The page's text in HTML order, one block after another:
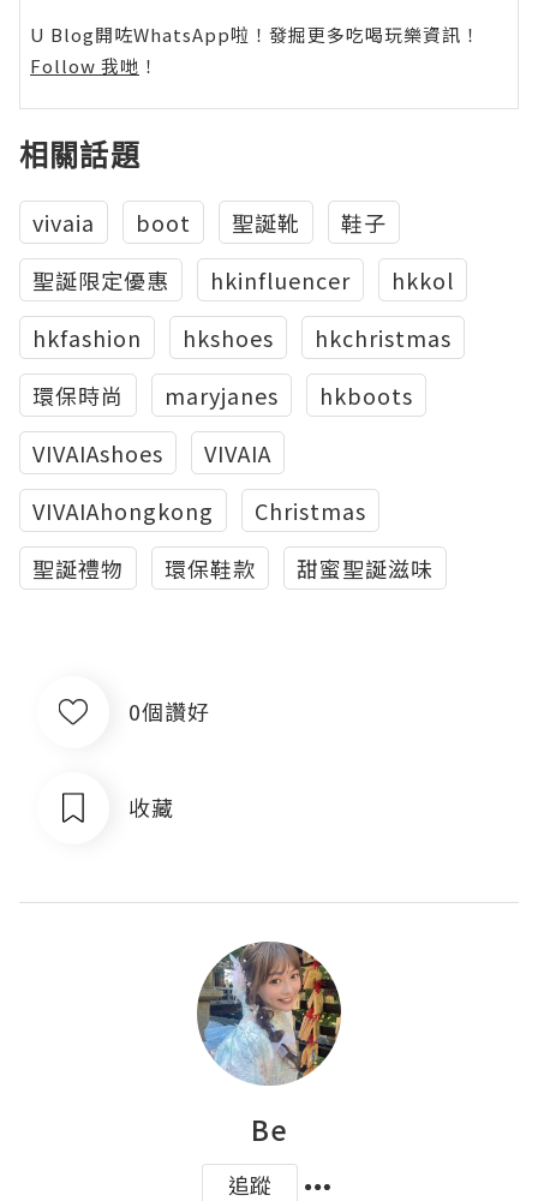
U Blog開咗WhatsApp啦！發掘更多吃喝玩樂資訊！
Follow 我哋 ！
相關話題
vivaia boot 聖誕靴
鞋子
聖誕限定優惠
hkinfluencer
hkkol
hkfashion
hkshoes
hkchristmas
環保時尚
maryjanes
hkboots
VIVAIAshoes
VIVAIA
VIVAIAhongkong
Christmas
聖誕禮物
環保鞋款 甜蜜聖誕滋味
0個讚好
收藏
Be
追蹤